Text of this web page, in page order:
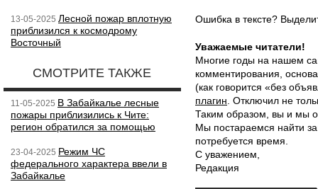
13-05-2025 Лесной пожар вплотную
приблизился к космодрому
Восточный
СМОТРИТЕ ТАКЖЕ
11-05-2025 В Забайкалье лесные
пожары приблизились к Чите:
регион обратился за помощью
23-04-2025 Режим ЧС
федерального характера ввели в
Забайкалье
Ошибка в тексте?
Уважаемые читатели!
Многие годы на нашем
комментирования,
(как говорится «без
плагин . Отключил не
Таким образом, вы и мы
Мы постараемся найти
потребуется время.
С уважением,
Редакция